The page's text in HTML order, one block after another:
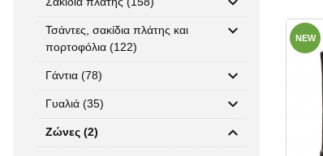
Τσάντες, σακίδια πλάτης και
πορτοφόλια (122)
Γάντια (78)
Γυαλιά (35)
Ζώνες (2)
NEW